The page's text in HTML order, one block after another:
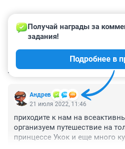
КОММЕНТАРИИ 1
Андрев
Получай награды за
задания!
Подробнее в
21 июля 2022, 11:46
приходите к нам на
организуем путешествие на
принцессе Укок и еще много